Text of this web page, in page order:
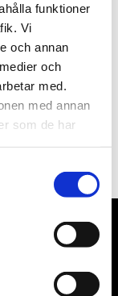
funktioner
Vi
och annan
och
med.
med annan
som de har
integritetspolicy.
ATH billyftar